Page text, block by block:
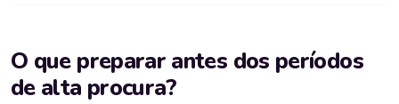
O que preparar antes dos períodos
de alta procura?